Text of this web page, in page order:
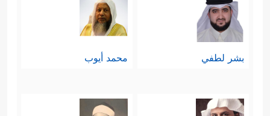
بشر لطفي محمد أيوب